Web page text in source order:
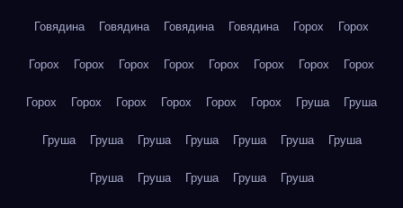
Говядина Говядина Говядина Говядина Горох Горох
Горох Горох Горох Горох Горох Горох Горох Горох
Горох Горох Горох Горох Горох Горох Груша Груша
Груша Груша Груша Груша Груша Груша Груша
Груша Груша Груша Груша Груша